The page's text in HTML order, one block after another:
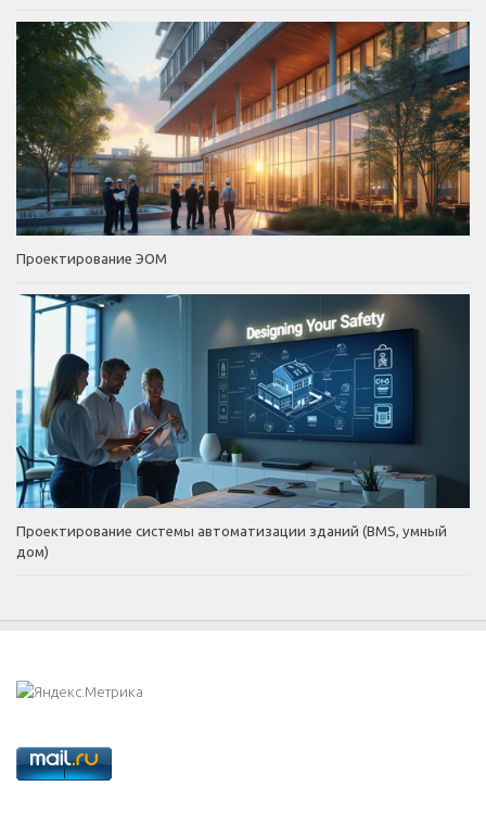
Проектирование ЭОМ
Проектирование системы автоматизации зданий (BMS, умный
дом)